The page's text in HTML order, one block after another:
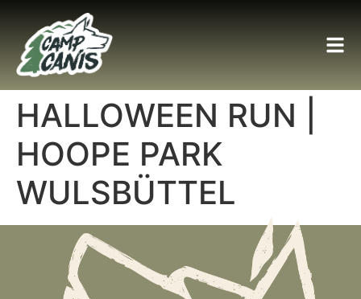
HALLOWEEN RUN |
HOOPE PARK
WULSBÜTTEL